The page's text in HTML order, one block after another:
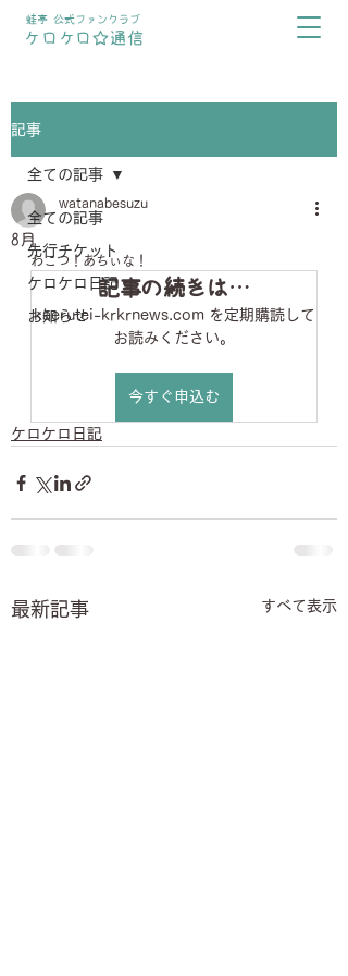
蛙亭 公式ファンクラブ
ケロケロ☆通信
記事
全ての記事
先行チケット
ケロケロ日記
お知らせ
全ての記事
8月
watanabesuzu
わこつ！あちぃな！
記事の続きは…
kaerutei-krkrnews.com を定期購読して
お読みください。
今すぐ申込む
ケロケロ日記
最新記事 すべて表示